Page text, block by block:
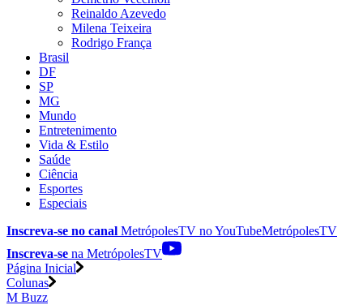
Reinaldo Azevedo
Milena Teixeira
Rodrigo França
Brasil
DF
SP
MG
Mundo
Entretenimento
Vida & Estilo
Saúde
Ciência
Esportes
Especiais
Inscreva-se no canal MetrópolesTV noYouTubeMetrópolesTV
Inscreva-se na MetrópolesTV
Página Inicial
Colunas
M Buzz